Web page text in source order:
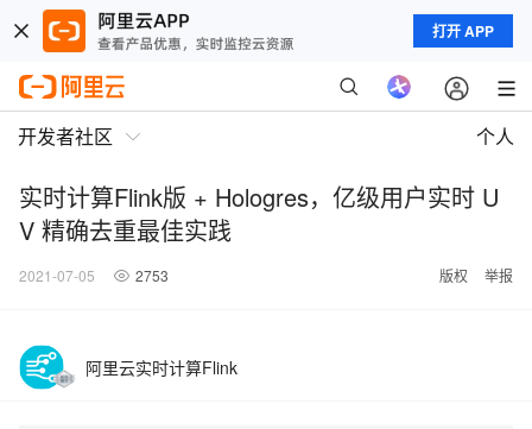
打开 APP
开发者社区 个人
实时计算Flink版 + Hologres，亿级用户实时 U
V 精确去重最佳实践
2021-07-05 2753 版权 举报
阿里云实时计算Flink